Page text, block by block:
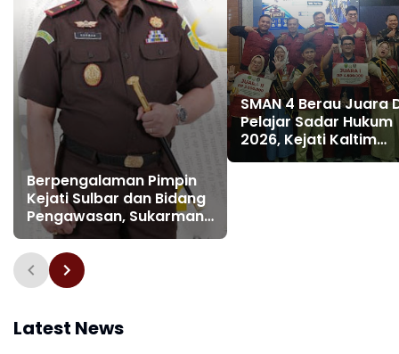
Berpengalaman Pimpin
Kejati Sulbar dan Bidang
Pengawasan, Sukarman
Kini Nahkodai Kejati
Kalsel
SMAN 4 Berau Juara
Pelajar Sadar Hukum
2026, Kejati Kaltim
Siapkan Agen
Latest News